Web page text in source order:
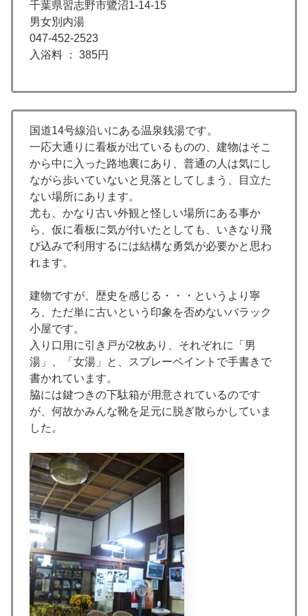
千葉県習志野市鷺沼1-14-15
男女別内湯
047-452-2523
入浴料 ： 385円
国道14号線沿いにある温泉銭湯です。
一応大通りに看板が出ているものの、建物はそこ
から中に入った路地裏にあり、普通の人は気にし
ながら歩いていないと見落としてしまう、目立た
ない場所にあります。
尤も、かなり古い外観と怪しい場所にある事か
ら、仮に看板に気が付いたとしても、いきなり飛
び込みで利用するには結構な勇気が必要かと思わ
れます。
建物ですが、歴史を感じる・・・というより寧
ろ、ただ単に古いという印象を否めないバラック
小屋です。
入り口用に引き戸が2枚あり、それぞれに「男
湯」、「女湯」と、スプレーペイントで手書きで
書かれています。
脇には鍵つきの下駄箱が用意されているのです
が、何故かみんな靴を足元に脱ぎ散らかしていま
した。